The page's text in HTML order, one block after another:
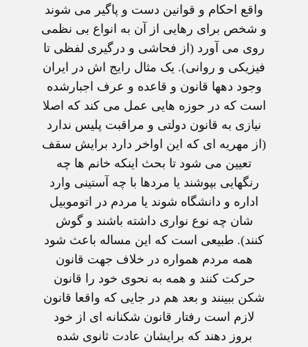
واقع احکام و قوانين دست و پاگير می شوند
و شخص برای رهايی از آن به انواع بی نظمی
روی می آورد (از فحاشی و درگيری لفظی تا
فيزيکی و روانی). يک مثال رايج اش در ايران
وجود دهها قانون و قاعده و عرف اجبارشده
است که در حوزه هايی عمل می کند که اصلا
نيازی به قانون دولتی و مراقبت پليس ندارد
(از مهريه ای که اين اواخر دارد برایش سقف
تعيين می شود تا بحث اينکه خانم ها چه
رنگهايی بپوشند يا مردها با چه آستينی وارد
اداره و دانشگاه شوند يا مردم در اتوموبيل
شان چه نوع نواری داشته باشند و گوش
کنند). طبيعی است که اين مساله باعث شود
همه مردم همواره در خلاف جهت قانون
حرکت کنند و همه به نحوی خود را قانون
شکن ببينند و بعد هم در جايی که واقعا قانون
لازم است رفتار قانون شکنانه ای از خود
بروز دهند که برايشان عادت ثانوی شده